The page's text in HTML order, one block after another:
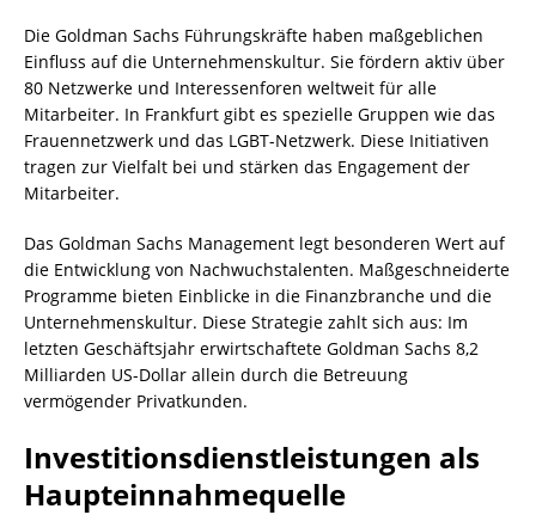
Die Goldman Sachs Führungskräfte haben maßgeblichen
Einfluss auf die Unternehmenskultur. Sie fördern aktiv über
80 Netzwerke und Interessenforen weltweit für alle
Mitarbeiter. In Frankfurt gibt es spezielle Gruppen wie das
Frauennetzwerk und das LGBT-Netzwerk. Diese Initiativen
tragen zur Vielfalt bei und stärken das Engagement der
Mitarbeiter.
Das Goldman Sachs Management legt besonderen Wert auf
die Entwicklung von Nachwuchstalenten. Maßgeschneiderte
Programme bieten Einblicke in die Finanzbranche und die
Unternehmenskultur. Diese Strategie zahlt sich aus: Im
letzten Geschäftsjahr erwirtschaftete Goldman Sachs 8,2
Milliarden US-Dollar allein durch die Betreuung
vermögender Privatkunden.
Investitionsdienstleistungen als
Haupteinnahmequelle